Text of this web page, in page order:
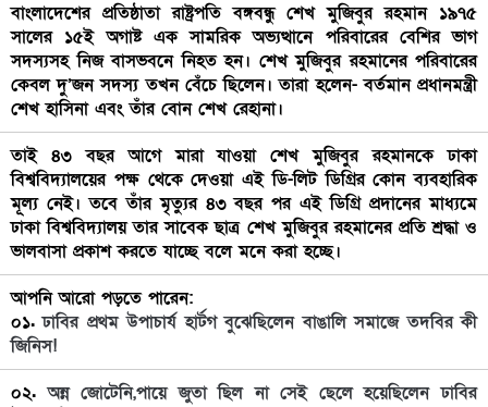
বাংলাদেশের প্রতিষ্ঠাতা রাষ্ট্রপতি বঙ্গবন্ধু শেখ মুজিবুর রহমান ১৯৭৫
সালের ১৫ই অগাষ্ট এক সামরিক অভ্যত্থানে পরিবারের বেশির ভাগ
সদস্যসহ নিজ বাসভবনে নিহত হন। শেখ মুজিবুর রহমানের পরিবারের
কেবল দু’জন সদস্য তখন বেঁচে ছিলেন। তারা হলেন- বর্তমান প্রধানমন্ত্রী
শেখ হাসিনা এবং তাঁর বোন শেখ রেহানা।
তাই ৪৩ বছর আগে মারা যাওয়া শেখ মুজিবুর রহমানকে ঢাকা
বিশ্ববিদ্যালয়ের পক্ষ থেকে দেওয়া এই ডি-লিট ডিগ্রির কোন ব্যবহারিক
মূল্য নেই। তবে তাঁর মৃত্যুর ৪৩ বছর পর এই ডিগ্রি প্রদানের মাধ্যমে
ঢাকা বিশ্ববিদ্যালয় তার সাবেক ছাত্র শেখ মুজিবুর রহমানের প্রতি শ্রদ্ধা ও
ভালবাসা প্রকাশ করতে যাচ্ছে বলে মনে করা হচ্ছে।
আপনি আরো পড়তে পারেন:
০১.ঢাবির প্রথম উপাচার্য হার্টগ বুঝেছিলেন বাঙালি সমাজে তদবির কী
জিনিস!
০২.অন্ন জোটেনি,পায়ে ‍জুতা ছিল না সেই ছেলে হয়েছিলেন ঢাবির